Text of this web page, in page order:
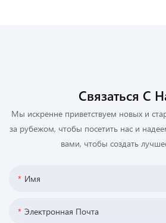
Связаться С
Мы искренне приветствуем новых и
за рубежом, чтобы посетить нас и
вами, чтобы создать
Имя
Электронная Почта